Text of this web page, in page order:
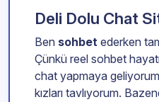
Deli Dolu Chat
Ben sohbet ederken
Çünkü reel sohbet
chat yapmaya
kızları tavlıyorum.